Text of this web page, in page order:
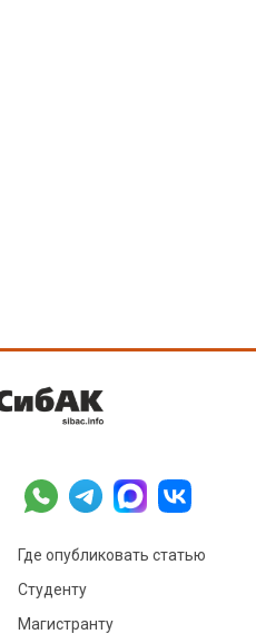
Где опубликовать статью
Студенту
Магистранту